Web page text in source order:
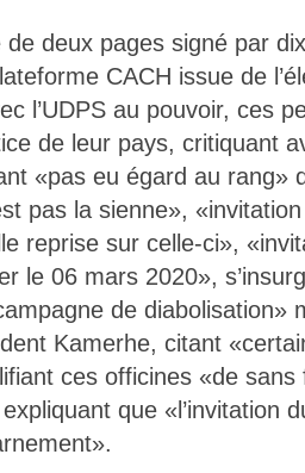
deux pages signé par
CACH issue de
l’UDPS au pouvoir, ces
de leur pays, critiquant
«pas eu égard au rang»
pas la sienne»,
reprise sur celle-ci»,
le 06 mars 2020»,
de diabolisation»
Kamerhe, citant
ces officines «de
que «l’invitation